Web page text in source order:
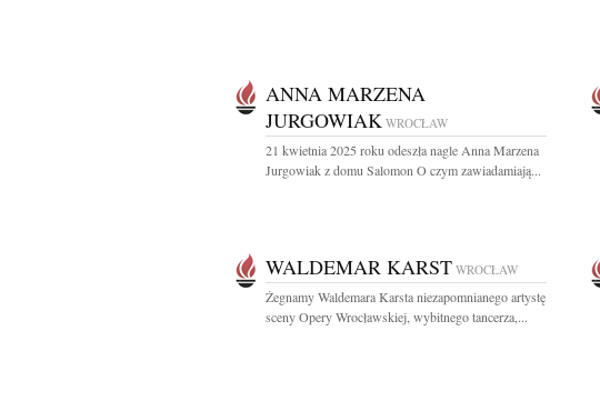
ANNA MARZENA
JURGOWIAK WROCŁAW
21 kwietnia 2025 roku odeszła nagle Anna Marzena
Jurgowiak z domu Salomon O czym zawiadamiają...
WALDEMAR KARST WROCŁAW
Żegnamy Waldemara Karsta niezapomnianego artystę
sceny Opery Wrocławskiej, wybitnego tancerza,...